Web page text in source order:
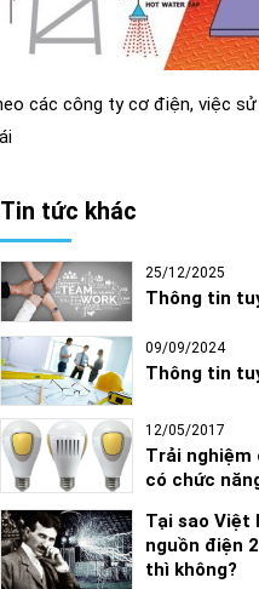
các công ty cơ điện, việc
Tin tức khác
25/12/2025
Thông tin
09/09/2024
Thông tin
12/05/2017
Trải nghiệm
có chức
Tại sao Việt
nguồn điện
thì không?